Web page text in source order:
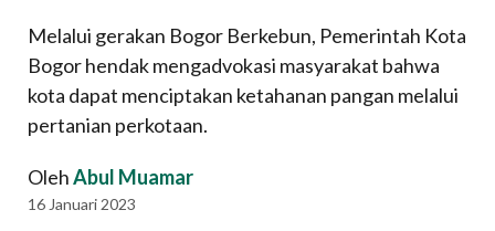
Melalui gerakan Bogor Berkebun, Pemerintah Kota
Bogor hendak mengadvokasi masyarakat bahwa
kota dapat menciptakan ketahanan pangan melalui
pertanian perkotaan.
OlehAbul Muamar
16 Januari 2023